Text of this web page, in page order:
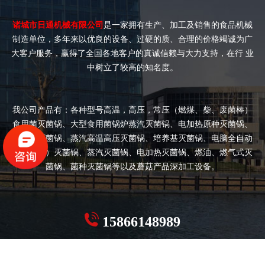
诸城市日通机械有限公司 是一家拥有生产、加工及销售的食品机械
制造单位，多年来以优良的设备、过硬的质、合理的价格竭诚为广
大客户服务，赢得了全国各地客户的真诚信赖与大力支持，在行 业
中树立了较高的知名度。
我公司产品有：各种型号高温，高压，常压（燃煤、柴、废菌棒）
食用菌灭菌锅、大型食用菌锅炉蒸汽灭菌锅、电加热原种灭菌锅、
双开门灭菌锅、蒸汽高温高压灭菌锅、培养基灭菌锅、电脑全自动
（半自动）灭菌锅、蒸汽灭菌锅、电加热灭菌锅、燃油、燃气式灭
菌锅、菌种灭菌锅等以及蘑菇产品深加工设备。
15866148989